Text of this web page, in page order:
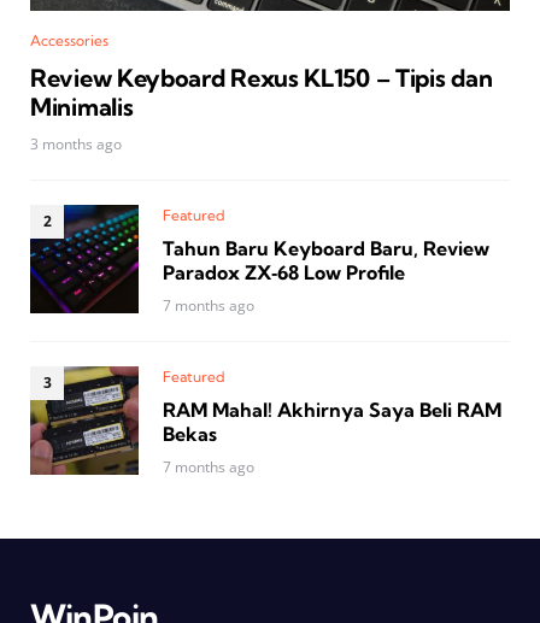
Accessories
Review Keyboard Rexus KL150 – Tipis dan
Minimalis
3 months ago
Featured
Tahun Baru Keyboard Baru, Review
Paradox ZX‑68 Low Profile
7 months ago
Featured
RAM Mahal! Akhirnya Saya Beli RAM
Bekas
7 months ago